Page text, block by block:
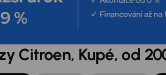
Citroen, Kupé, od